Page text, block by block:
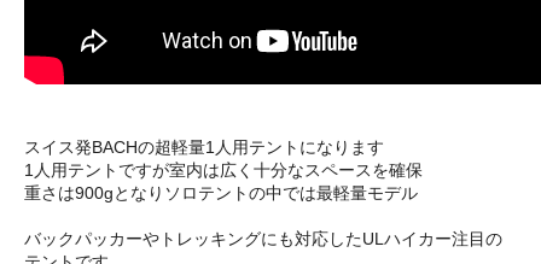
スイス発BACHの超軽量1人用テントになります
1人用テントですが室内は広く十分なスペースを確保
重さは900gとなりソロテントの中では最軽量モデル
バックパッカーやトレッキングにも対応したULハイカー注目の